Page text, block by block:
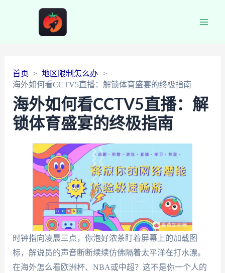
首页
地区限制怎么办
海外如何看CCTV5直播：解锁体育盛宴的终极指南
海外如何看CCTV5直播：解
锁体育盛宴的终极指南
时钟指向凌晨三点，你泡好浓茶盯着屏幕上的加载图
标，解说员的声音断断续续仿佛隔着太平洋在打水漂。
在海外怎么看欧洲杯、NBA或中超？这不是你一个人的